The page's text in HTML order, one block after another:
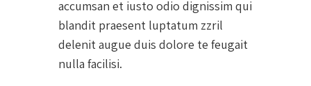
accumsan et iusto odio dignissim qui
blandit praesent luptatum zzril
delenit augue duis dolore te feugait
nulla facilisi.